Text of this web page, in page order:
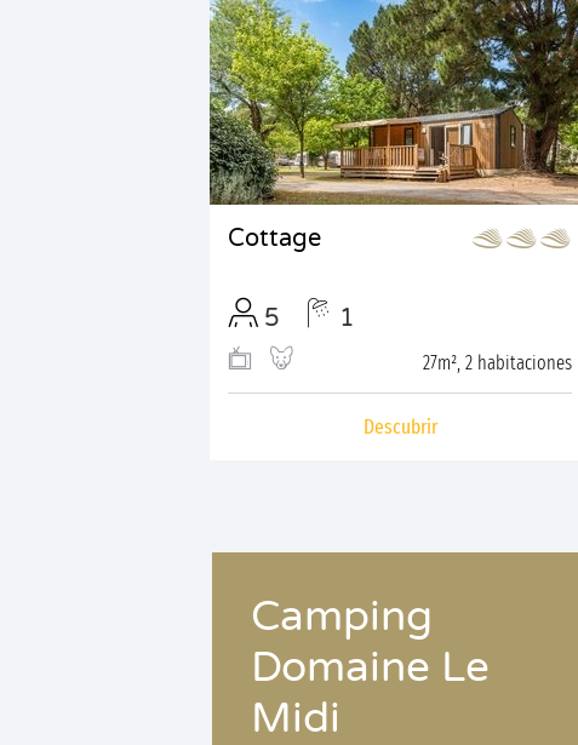
Cottage
5 1
27m², 2 habitaciones
Descubrir
Camping
Domaine Le
Midi